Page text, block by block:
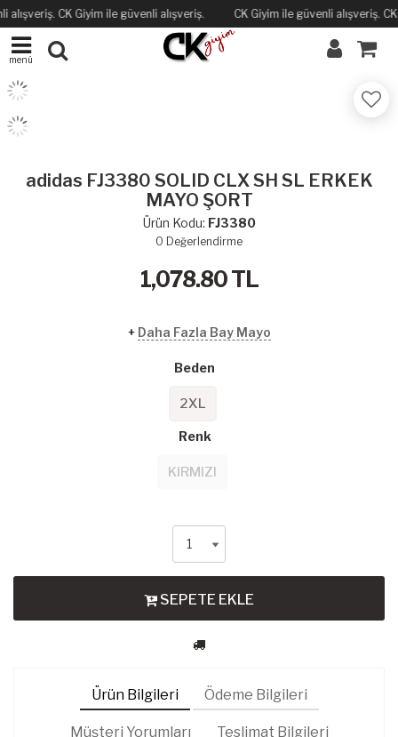
CK Giyim ile güvenli alışveriş. CK Giyim ile güvenli alışveriş. CK
menü
adidas FJ3380 SOLID CLX SH SL ERKEK
MAYO ŞORT
Ürün Kodu: FJ3380
0 Değerlendirme
1,078.80TL
+ Daha Fazla Bay Mayo
Beden
2XL
Renk
KIRMIZI
SEPETE EKLE
Ürün Bilgileri Ödeme Bilgileri
Müşteri Yorumları Teslimat Bilgileri